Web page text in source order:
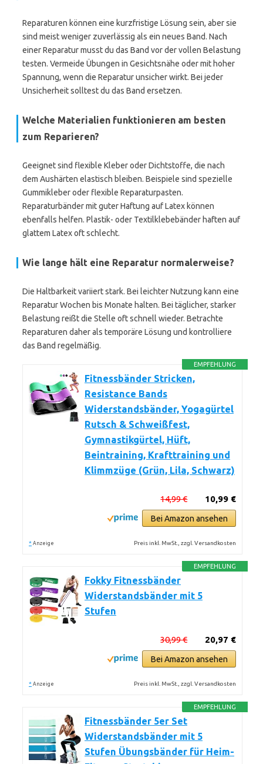
Reparaturen können eine kurzfristige Lösung sein, aber sie
sind meist weniger zuverlässig als ein neues Band. Nach
einer Reparatur musst du das Band vor der vollen Belastung
testen. Vermeide Übungen in Gesichtsnähe oder mit hoher
Spannung, wenn die Reparatur unsicher wirkt. Bei jeder
Unsicherheit solltest du das Band ersetzen.
Welche Materialien funktionieren am besten
zum Reparieren?
Geeignet sind flexible Kleber oder Dichtstoffe, die nach
dem Aushärten elastisch bleiben. Beispiele sind spezielle
Gummikleber oder flexible Reparaturpasten.
Reparaturbänder mit guter Haftung auf Latex können
ebenfalls helfen. Plastik- oder Textilklebebänder haften auf
glattem Latex oft schlecht.
Wie lange hält eine Reparatur normalerweise?
Die Haltbarkeit variiert stark. Bei leichter Nutzung kann eine
Reparatur Wochen bis Monate halten. Bei täglicher, starker
Belastung reißt die Stelle oft schnell wieder. Betrachte
Reparaturen daher als temporäre Lösung und kontrolliere
das Band regelmäßig.
EMPFEHLUNG
Fitnessbänder Stricken,
Resistance Bands
Widerstandsbänder, Yogagürtel
Rutsch & Schweißfest,
Gymnastikgürtel, Hüft,
Beintraining, Krafttraining und
Klimmzüge (Grün, Lila, Schwarz)
10,99 €
14,99 €
Bei Amazon ansehen
* Anzeige Preis inkl. MwSt., zzgl. Versandkosten
EMPFEHLUNG
Fokky Fitnessbänder
Widerstandsbänder mit 5
Stufen
20,97 €
30,99 €
Bei Amazon ansehen
* Anzeige Preis inkl. MwSt., zzgl. Versandkosten
EMPFEHLUNG
Fitnessbänder 5er Set
Widerstandsbänder mit 5
Stufen Übungsbänder für Heim-